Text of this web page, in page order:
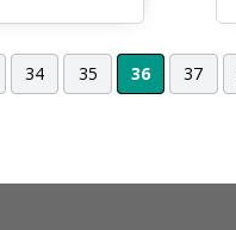
34 35 36 37